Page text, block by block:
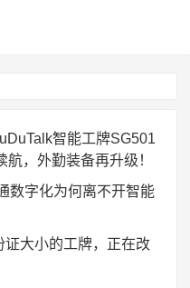
智能工牌SG501
，外勤装备再升级！
数字化为何离不开智能
证大小的工牌，正在改